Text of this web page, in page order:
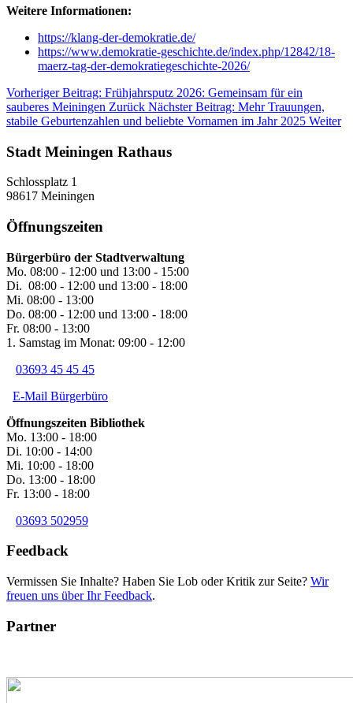
Weitere Informationen:
https://klang-der-demokratie.de/
https://www.demokratie-geschichte.de/index.php/12842/18-
maerz-tag-der-demokratiegeschichte-2026/
Vorheriger Beitrag: Frühjahrsputz 2026: Gemeinsam für ein
sauberes Meiningen Zurück Nächster Beitrag: Mehr Trauungen,
stabile Geburtenzahlen und beliebte Vornamen im Jahr 2025 Weiter
Stadt Meiningen Rathaus
Schlossplatz 1
98617 Meiningen
Öffnungszeiten
Bürgerbüro der Stadtverwaltung
Mo. 08:00 - 12:00 und 13:00 - 15:00
Di. 08:00 - 12:00 und 13:00 - 18:00
Mi. 08:00 - 13:00
Do. 08:00 - 12:00 und 13:00 - 18:00
Fr. 08:00 - 13:00
1. Samstag im Monat: 09:00 - 12:00
03693 45 45 45
E-Mail Bürgerbüro
Öffnungszeiten Bibliothek
Mo. 13:00 - 18:00
Di. 10:00 - 14:00
Mi. 10:00 - 18:00
Do. 13:00 - 18:00
Fr. 13:00 - 18:00
03693 502959
Feedback
Vermissen Sie Inhalte? Haben Sie Lob oder Kritik zur Seite? Wir
freuen uns über Ihr Feedback.
Partner